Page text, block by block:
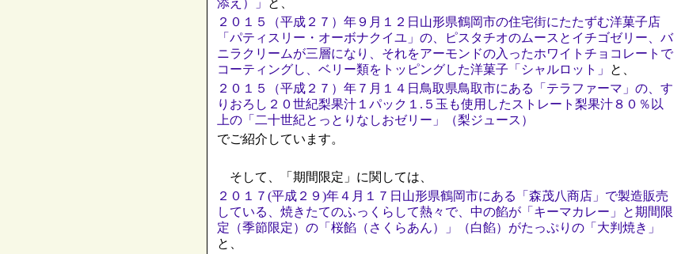
２０１５（平成２７）年９月１２日山形県鶴岡市の住宅街にたたずむ洋菓子店
「パティスリー・オーボナクイユ」の、ピスタチオのムースとイチゴゼリー、バ
ニラクリームが三層になり、それをアーモンドの入ったホワイトチョコレートで
コーティングし、ベリー類をトッピングした洋菓子「シャルロット」
と、
２０１５（平成２７）年７月１４日鳥取県鳥取市にある「テラファーマ」の、す
りおろし２０世紀梨果汁１パック１.５玉も使用したストレート梨果汁８０％以
上の「二十世紀とっとりなしおゼリー」（梨ジュース）
でご紹介しています。
そして、「期間限定」に関しては、
２０１７(平成２９)年４月１７日山形県鶴岡市にある「森茂八商店」で製造販売
している、焼きたてのふっくらして熱々で、中の餡が「キーマカレー」と期間限
定（季節限定）の「桜餡（さくらあん）」（白餡）がたっぷりの「大判焼き」
と、